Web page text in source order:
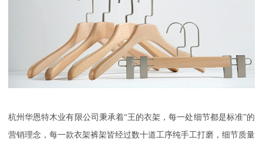
杭州华恩特木业有限公司秉承着“王的衣架，每一处细节都是标准”的
营销理念，每一款衣架裤架皆经过数十道工序纯手工打磨，细节质量